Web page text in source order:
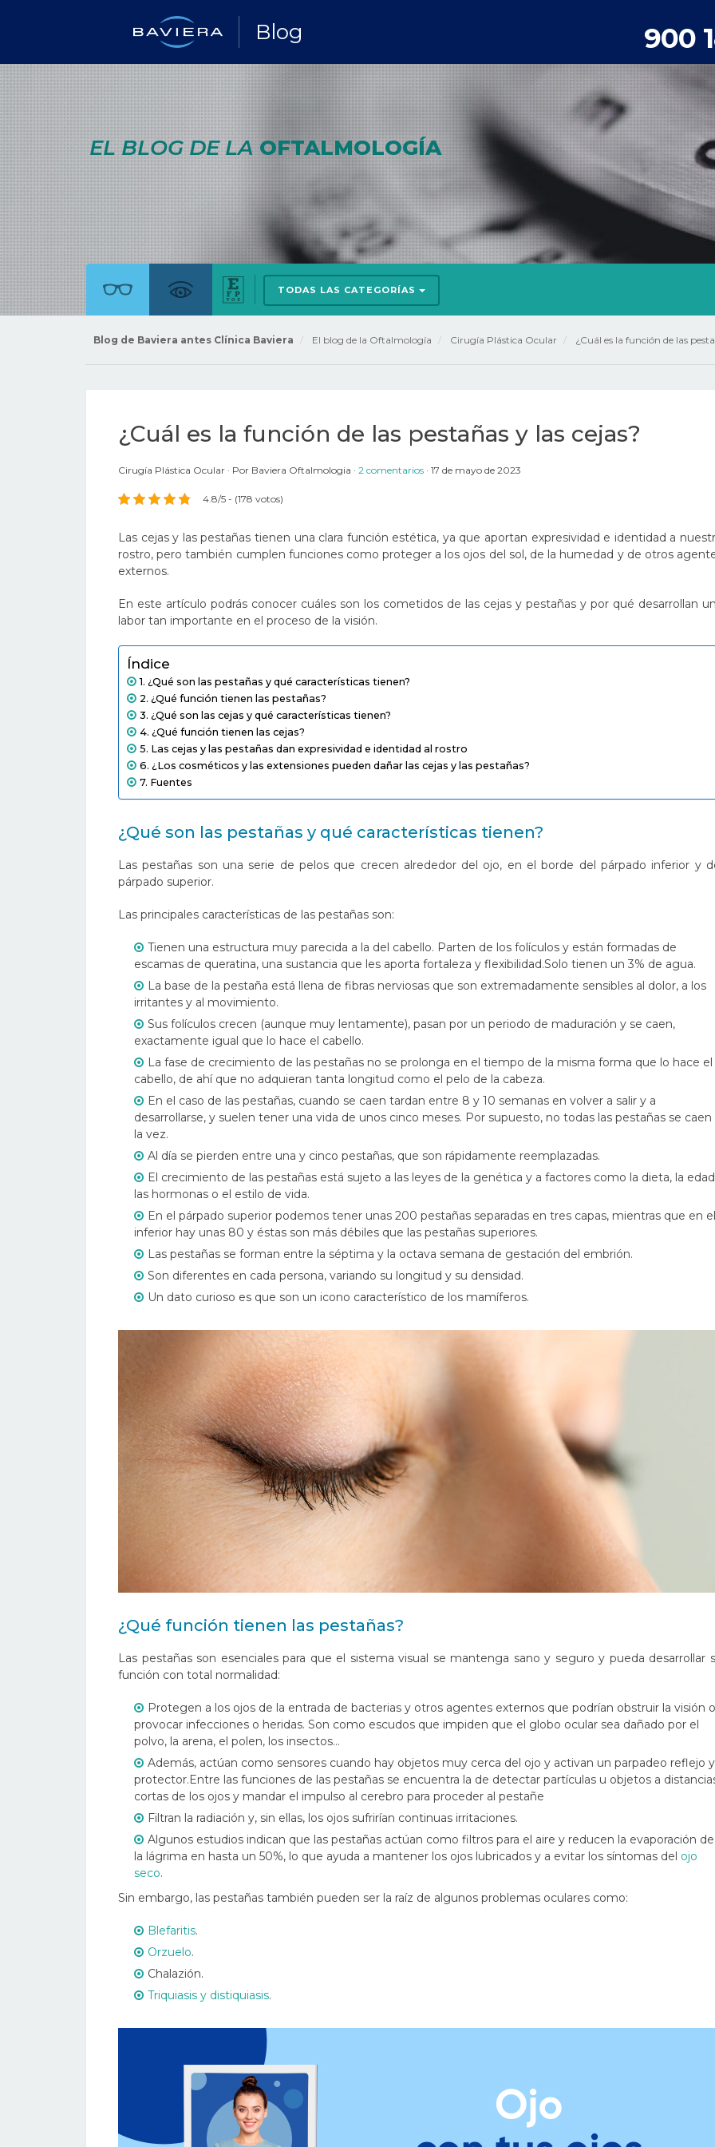
Blog 900
EL BLOG DE LA OFTALMOLOGÍA
TODAS LAS CATEGORÍAS
Blog de Baviera antes Clínica Baviera El blog de la Oftalmología Cirugía Plástica Ocular ¿Cuál es la función de las
¿Cuál es la función de las pestañas y las cejas?
Cirugía Plástica Ocular Por Baviera Oftalmologia 2 comentarios 17 de mayo de 2023
4.8/5 - (178 votos)
Las cejas y las pestañas tienen una clara función estética, ya que aportan expresividad e identidad a
rostro, pero también cumplen funciones como proteger a los ojos del sol, de la humedad y de otros
externos.
En este artículo podrás conocer cuáles son los cometidos de las cejas y pestañas y por qué desarrollan
labor tan importante en el proceso de la visión.
Índice
¿Qué son las pestañas y qué características tienen?
¿Qué función tienen las pestañas?
¿Qué son las cejas y qué características tienen?
¿Qué función tienen las cejas?
Las cejas y las pestañas dan expresividad e identidad al rostro
¿Los cosméticos y las extensiones pueden dañar las cejas y las pestañas?
Fuentes
¿Qué son las pestañas y qué características tienen?
Las pestañas son una serie de pelos que crecen alrededor del ojo, en el borde del párpado inferior y
párpado superior.
Las principales características de las pestañas son:
Tienen una estructura muy parecida a la del cabello. Parten de los folículos y están formadas de
escamas de queratina, una sustancia que les aporta fortaleza y flexibilidad.Solo tienen un 3% de agua.
La base de la pestaña está llena de fibras nerviosas que son extremadamente sensibles al dolor, a los
irritantes y al movimiento.
Sus folículos crecen (aunque muy lentamente), pasan por un periodo de maduración y se caen,
exactamente igual que lo hace el cabello.
La fase de crecimiento de las pestañas no se prolonga en el tiempo de la misma forma que lo hace el
cabello, de ahí que no adquieran tanta longitud como el pelo de la cabeza.
En el caso de las pestañas, cuando se caen tardan entre 8 y 10 semanas en volver a salir y a
desarrollarse, y suelen tener una vida de unos cinco meses. Por supuesto, no todas las pestañas se caen
la vez.
Al día se pierden entre una y cinco pestañas, que son rápidamente reemplazadas.
El crecimiento de las pestañas está sujeto a las leyes de la genética y a factores como la dieta, la
las hormonas o el estilo de vida.
En el párpado superior podemos tener unas 200 pestañas separadas en tres capas, mientras que en el
inferior hay unas 80 y éstas son más débiles que las pestañas superiores.
Las pestañas se forman entre la séptima y la octava semana de gestación del embrión.
Son diferentes en cada persona, variando su longitud y su densidad.
Un dato curioso es que son un icono característico de los mamíferos.
¿Qué función tienen las pestañas?
Las pestañas son esenciales para que el sistema visual se mantenga sano y seguro y pueda desarrollar
función con total normalidad:
Protegen a los ojos de la entrada de bacterias y otros agentes externos que podrían obstruir la visión o
provocar infecciones o heridas. Son como escudos que impiden que el globo ocular sea dañado por el
polvo, la arena, el polen, los insectos…
Además, actúan como sensores cuando hay objetos muy cerca del ojo y activan un parpadeo reflejo y
protector.Entre las funciones de las pestañas se encuentra la de detectar partículas u objetos a
cortas de los ojos y mandar el impulso al cerebro para proceder al pestañe
Filtran la radiación y, sin ellas, los ojos sufrirían continuas irritaciones.
Algunos estudios indican que las pestañas actúan como filtros para el aire y reducen la evaporación de
la lágrima en hasta un 50%, lo que ayuda a mantener los ojos lubricados y a evitar los síntomas del ojo
seco.
Sin embargo, las pestañas también pueden ser la raíz de algunos problemas oculares como:
Blefaritis.
Orzuelo.
Chalazión.
Triquiasis y distiquiasis.